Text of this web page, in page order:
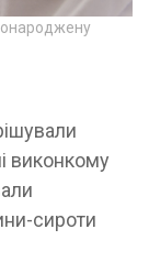
виконкому
сироти